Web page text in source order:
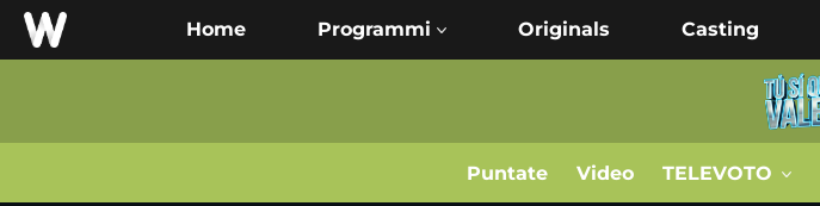
Home Originals Casting
Puntate Video TELEVOTO